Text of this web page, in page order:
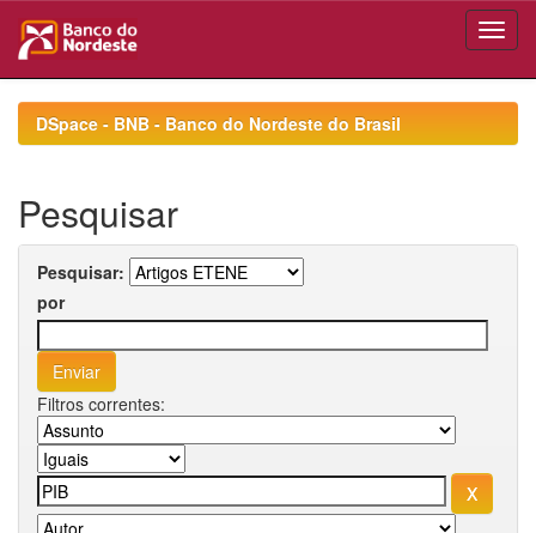
navigationDSpace - BNB - Banco do Nordeste do Brasil
Pesquisar
Pesquisar:
por
Filtros correntes: